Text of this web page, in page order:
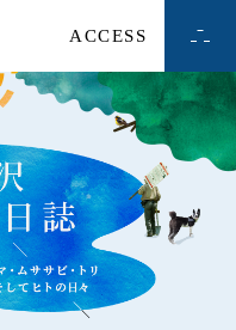
ACCESS